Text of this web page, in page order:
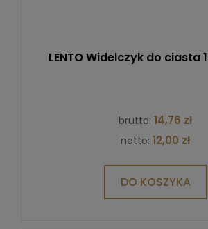
LENTO Widelczyk do ciasta
brutto: 14,76 zł
netto: 12,00 zł
DO KOSZYKA